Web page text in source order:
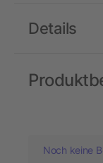
Details
Noch keine